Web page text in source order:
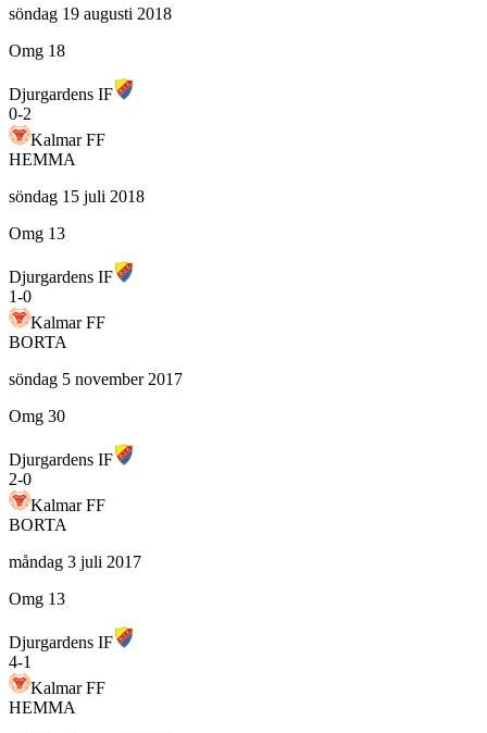
söndag 19 augusti 2018
Omg 18
Djurgardens IF
0-2
Kalmar FF
HEMMA
söndag 15 juli 2018
Omg 13
Djurgardens IF
1-0
Kalmar FF
BORTA
söndag 5 november 2017
Omg 30
Djurgardens IF
2-0
Kalmar FF
BORTA
måndag 3 juli 2017
Omg 13
Djurgardens IF
4-1
Kalmar FF
HEMMA